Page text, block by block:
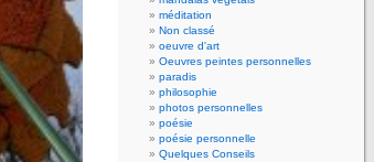
méditation
Non classé
oeuvre d'art
Oeuvres peintes personnelles
paradis
philosophie
photos personnelles
poésie
poésie personnelle
Quelques Conseils